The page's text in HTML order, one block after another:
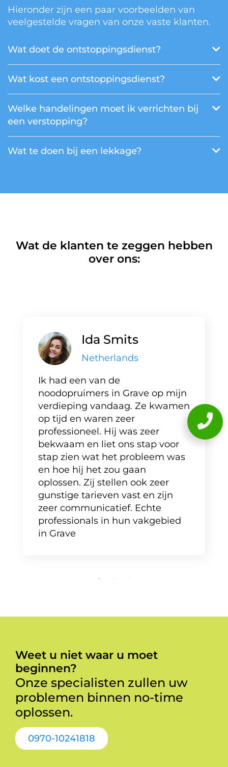
Hieronder zijn een paar voorbeelden van
veelgestelde vragen van onze vaste klanten.
Wat doet de ontstoppingsdienst?
Wat kost een ontstoppingsdienst?
Welke handelingen moet ik verrichten bij
een verstopping?
Wat te doen bij een lekkage?
Wat de klanten te zeggen hebben
over ons:
Ida Smits
Netherlands
Ik had een van de
noodopruimers in Grave op mijn
verdieping vandaag. Ze kwamen
op tijd en waren zeer
professioneel. Hij was zeer
bekwaam en liet ons stap voor
stap zien wat het probleem was
en hoe hij het zou gaan
oplossen. Zij stellen ook zeer
gunstige tarieven vast en zijn
zeer communicatief. Echte
professionals in hun vakgebied
in Grave
Weet u niet waar u moet
beginnen?
Onze specialisten zullen uw
problemen binnen no-time
oplossen.
0970-10241818